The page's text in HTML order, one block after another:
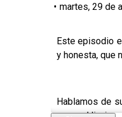
• martes, 29 de
Este episodio
y honesta, que
Hablamos de